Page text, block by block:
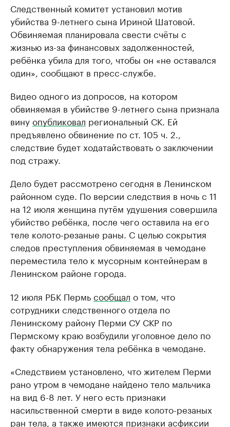
Следственный комитет установил мотив
убийства 9-летнего сына Ириной Шатовой.
Обвиняемая планировала свести счёты с
жизнью из-за финансовых задолженностей,
ребёнка убила для того, чтобы он «не оставался
один», сообщают в пресс-службе.
Видео одного из допросов, на котором
обвиняемая в убийстве 9-летнего сына признала
винуопубликовал региональный СК. Ей
предъявлено обвинение по ст. 105 ч. 2.,
следствие будет ходатайствовать о заключении
под стражу.
Дело будет рассмотрено сегодня в Ленинском
районном суде. По версии следствия в ночь с 11
на 12 июля женщина путём удушения совершила
убийство ребёнка, после чего оставила на его
теле колото-резаные раны. С целью сокрытия
следов преступления обвиняемая в чемодане
переместила тело к мусорным контейнерам в
Ленинском районе города.
12 июля РБК Пермьсообщал о том, что
сотрудники следственного отдела по
Ленинскому району Перми СУ СКР по
Пермскому краю возбудили уголовное дело по
факту обнаружения тела ребёнка в чемодане.
«Следствием установлено, что жителем Перми
рано утром в чемодане найдено тело мальчика
на вид 6-8 лет. У него есть признаки
насильственной смерти в виде колото-резаных
ран тела, а также имеются признаки асфиксии